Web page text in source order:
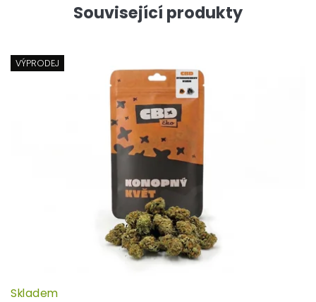
Související produkty
VÝPRODEJ
Skladem